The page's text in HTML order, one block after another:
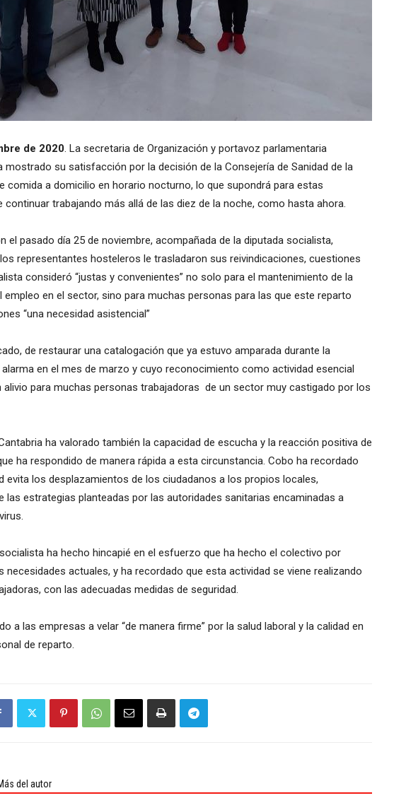
de 2020. La secretaria de Organización y portavoz parlamentaria
mostrado su satisfacción por la decisión de la Consejería de Sanidad de la
comida a domicilio en horario nocturno, lo que supondrá para estas
continuar trabajando más allá de las diez de la noche, como hasta ahora.
el pasado día 25 de noviembre, acompañada de la diputada socialista,
representantes hosteleros le trasladaron sus reivindicaciones, cuestiones
consideró “justas y convenientes” no solo para el mantenimiento de la
empleo en el sector, sino para muchas personas para las que este reparto
“una necesidad asistencial”
de restaurar una catalogación que ya estuvo amparada durante la
en el mes de marzo y cuyo reconocimiento como actividad esencial
alivio para muchas personas trabajadoras de un sector muy castigado por los
ha valorado también la capacidad de escucha y la reacción positiva de
ha respondido de manera rápida a esta circunstancia. Cobo ha recordado
evita los desplazamientos de los ciudadanos a los propios locales,
las estrategias planteadas por las autoridades sanitarias encaminadas a
ha hecho hincapié en el esfuerzo que ha hecho el colectivo por
necesidades actuales, y ha recordado que esta actividad se viene realizando
con las adecuadas medidas de seguridad.
a las empresas a velar “de manera firme” por la salud laboral y la calidad en
de reparto.
del autor